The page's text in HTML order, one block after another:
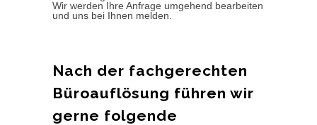
Wir werden Ihre Anfrage umgehend bearbeiten
und uns bei Ihnen melden.
Nach der fachgerechten
Büroauflösung führen wir
gerne folgende